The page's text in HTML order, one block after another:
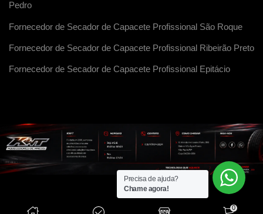
Pedro
Fornecedor de Secador de Capacete Profissional São Roque
Fornecedor de Secador de Capacete Profissional Ribeirão Preto
Fornecedor de Secador de Capacete Profissional Epitácio
0
Precisa de ajuda?
Chame agora!